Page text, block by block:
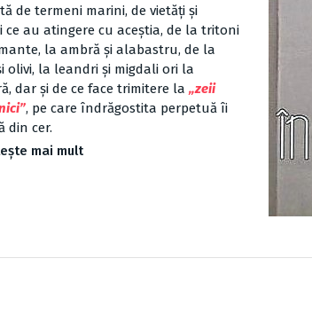
de termeni marini, de vietăţi şi
ce au atingere cu aceştia, de la tritoni
la ambră şi alabastru, de la
olivi, la leandri şi migdali ori la
dar şi de ce face trimitere la „zeii
, pe care îndrăgostita perpetuă îi
din cer.
mai mult